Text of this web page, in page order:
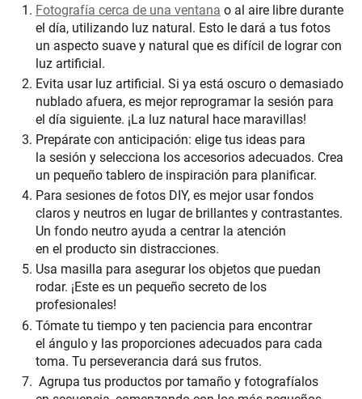
Fotografía cerca de una ventana o al aire libre durante
el día, utilizando luz natural. Esto le dará a tus fotos
un aspecto suave y natural que es difícil de lograr con
luz artificial.
Evita usar luz artificial. Si ya está oscuro o demasiado
nublado afuera, es mejor reprogramar la sesión para
el día siguiente. ¡La luz natural hace maravillas!
Prepárate con anticipación: elige tus ideas para
la sesión y selecciona los accesorios adecuados. Crea
un pequeño tablero de inspiración para planificar.
Para sesiones de fotos DIY, es mejor usar fondos
claros y neutros en lugar de brillantes y contrastantes.
Un fondo neutro ayuda a centrar la atención
en el producto sin distracciones.
Usa masilla para asegurar los objetos que puedan
rodar. ¡Este es un pequeño secreto de los
profesionales!
Tómate tu tiempo y ten paciencia para encontrar
el ángulo y las proporciones adecuados para cada
toma. Tu perseverancia dará sus frutos.
Agrupa tus productos por tamaño y fotografíalos